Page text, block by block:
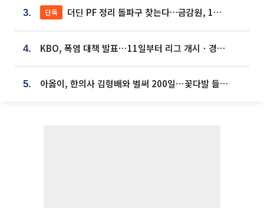
3. 단독 더딘 PF 정리 돌파구 찾는다…금감원, 1년 반 만에 매각설명회 재개
4. KBO, 폭염 대책 발표⋯11일부터 리그 개시ㆍ경기 오후 7시 시작
5. 아옳이, 한의사 김형배와 벌써 200일⋯꽃다발 들고 "프러포즈 아냐"